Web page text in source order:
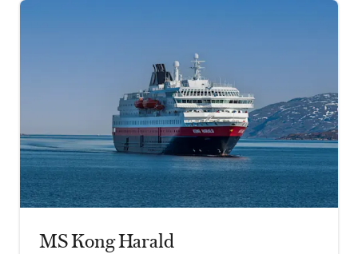
MS Kong Harald